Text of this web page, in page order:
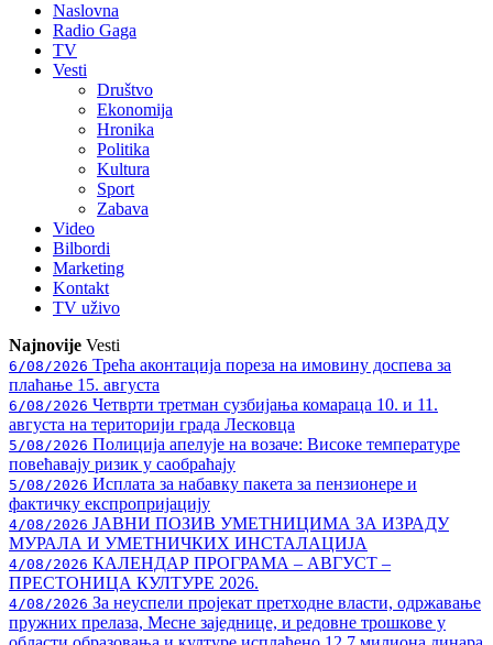
Naslovna
Radio Gaga
TV
Vesti
Društvo
Ekonomija
Hronika
Politika
Kultura
Sport
Zabava
Video
Bilbordi
Marketing
Kontakt
TV uživo
Najnovije Vesti
6/08/2026 Трећа аконтација пореза на имовину доспева за
плаћање 15. августа
6/08/2026 Четврти третман сузбијања комараца 10. и 11.
августа на територији града Лесковца
5/08/2026 Полиција апелује на возаче: Високе температуре
повећавају ризик у саобраћају
5/08/2026 Исплата за набавку пакета за пензионере и
фактичку експропријацију
4/08/2026 ЈАВНИ ПОЗИВ УМЕТНИЦИМА ЗА ИЗРАДУ
МУРАЛА И УМЕТНИЧКИХ ИНСТАЛАЦИЈА
4/08/2026 КАЛЕНДАР ПРОГРАМА – АВГУСТ –
ПРЕСТОНИЦА КУЛТУРЕ 2026.
4/08/2026 За неуспели пројекат претходне власти, одржавање
пружних прелаза, Месне заједнице, и редовне трошкове у